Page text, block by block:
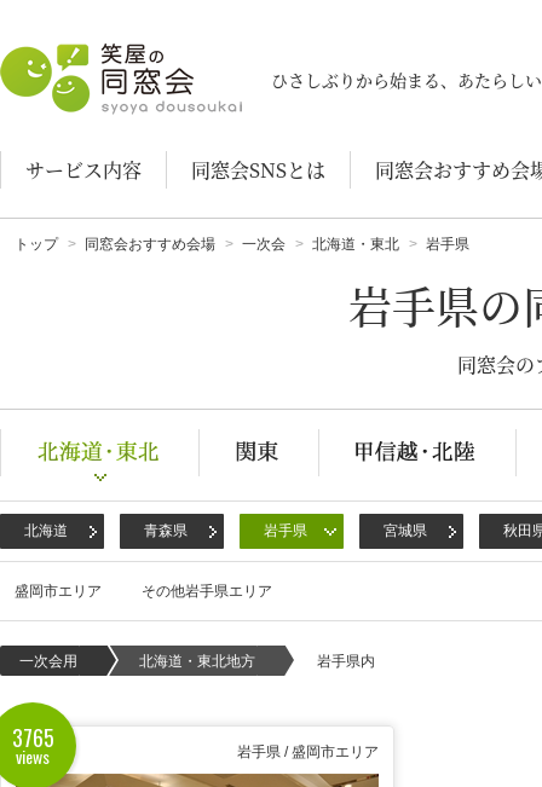
笑屋の同窓会
ひさしぶりから始まる、あたらし
サービス内容 同窓会SNSとは 同窓会おすすめ会
トップ 同窓会おすすめ会場 一次会 北海道・東北 岩手県
岩手県の
同窓会の
北海道 青森県 岩手県 宮城県 秋田
盛岡市エリア その他岩手県エリア
一次会用 北海道・東北地方 岩手県内
岩手県 / 盛岡市エリア
3765
views